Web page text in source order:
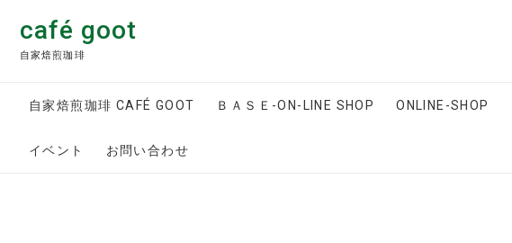
content
café goot
自家焙煎珈琲
自家焙煎珈琲 CAFÉ GOOT ＢＡＳＥ-ON-LINE SHOP ONLINE-SHOP
イベント お問い合わせ